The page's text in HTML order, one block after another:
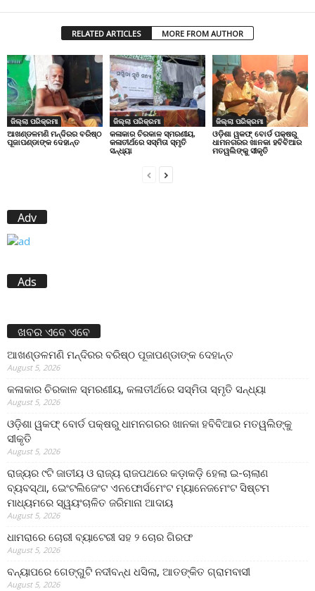
RELATED ARTICLES MORE FROM AUTHOR
ଜିଲ୍ଲା ପରିକ୍ରମା
ଆଖଣ୍ଡଳମଣି ମନ୍ଦିରର ବରିଷ୍ଠ
ପୂଜାପଣ୍ଡାଙ୍କ ଦେହାନ୍ତ
ଜିଲ୍ଲା ପରିକ୍ରମା
କଳାକାର ଚିରକାଳ ସ୍ମରଣୀୟ,
କଳାତୀର୍ଥରେ ସସ୍ମିତା ସ୍ମୃତି
ସନ୍ଧ୍ୟା
ଜିଲ୍ଲା ପରିକ୍ରମା
ଓଡ଼ିଶା ୱକଫ୍ ବୋର୍ଡ ପକ୍ଷରୁ
ଧାମନଗରର ଖାନକା ହବିବିଆର
ମତୱଲିଙ୍କୁ ସୀକୃତି
Adv
Ads
ଖବର ଏବେ ଏବେ
ଆଖଣ୍ଡଳମଣି ମନ୍ଦିରର ବରିଷ୍ଠ ପୂଜାପଣ୍ଡାଙ୍କ ଦେହାନ୍ତ
August 5, 2026
କଳାକାର ଚିରକାଳ ସ୍ମରଣୀୟ, କଳାତୀର୍ଥରେ ସସ୍ମିତା ସ୍ମୃତି ସନ୍ଧ୍ୟା
August 5, 2026
ଓଡ଼ିଶା ୱକଫ୍ ବୋର୍ଡ ପକ୍ଷରୁ ଧାମନଗରର ଖାନକା ହବିବିଆର ମତୱଲିଙ୍କୁ
ସୀକୃତି
August 5, 2026
ରାଜ୍ୟର ୯ଟି ଜାତୀୟ ଓ ରାଜ୍ୟ ରାଜପଥରେ କଡ଼ାକଡ଼ି ହେଲା ଇ-ଚାଲାଣ
ବ୍ୟବସ୍ଥା, ଇେଂଟଲିଜେଂଟ ଏନଫୋର୍ସମେଂଟ ମ୍ୟାନେଜମେଂଟ ସିଷ୍ଟମ
ମାଧ୍ୟମରେ ସ୍ୱୟଂଚାଳିତ ଜରିମାନା ଆଦାୟ
August 5, 2026
ଧାମରାରେ ଚୋରୀ ବ୍ୟାଟେରୀ ସହ ୨ ଚୋର ଗିରଫ
August 5, 2026
ବନ୍ୟାପରେ ଗେଙ୍ଗୁଟି ନଦୀବନ୍ଧ ଧସିଲା, ଆତଙ୍କିତ ଗ୍ରାମବାସୀ
August 5, 2026